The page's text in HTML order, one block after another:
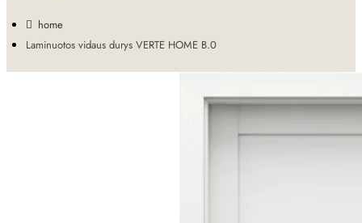
home
Laminuotos vidaus durys VERTE HOME B.0